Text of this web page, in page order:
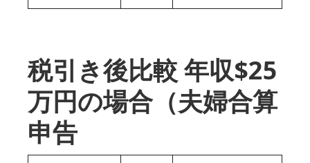
税引き後比較 年収$25
万円の場合（夫婦合算
申告